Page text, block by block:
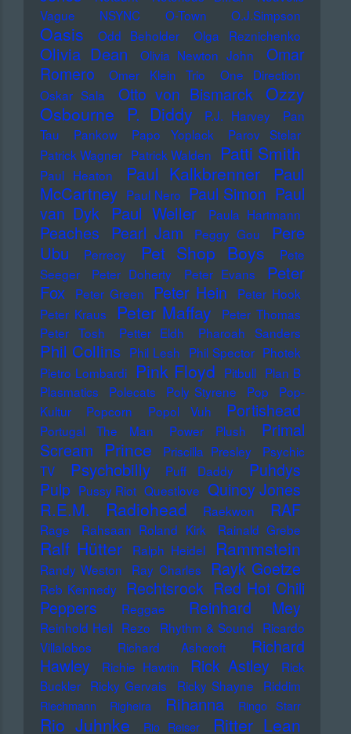
Vague
NSYNC O-Town O.J.Simpson
Oasis Odd Beholder Olga Reznichenko
Olivia Dean Olivia Newton John
Omar
Romero
Omer Klein Trio
One Direction
Oskar Sala
Otto von Bismarck Ozzy
Osbourne
P. Diddy P.J. Harvey
Pan
Tau
Pankow Papo Yoplack
Parov Stelar
Patrick Wagner Patrick Walden Patti Smith
Paul Heaton Paul Kalkbrenner
Paul
McCartney Paul Nero Paul Simon Paul
van Dyk Paul Weller Paula Hartmann
Peaches Pearl Jam Peggy Gou
Pere
Ubu
Perrecy Pet Shop Boys
Pete
Seeger
Peter Doherty Peter Evans
Peter
Fox
Peter Green Peter Hein
Peter Hook
Peter Kraus
Peter Maffay
Peter Thomas
Peter Tosh
Petter Eldh Pharoah Sanders
Phil Collins Phil Lesh Phil Spector Photek
Pietro Lombardi
Pink Floyd Pitbull Plan B
Plasmatics
Polecats Poly Styrene Pop
Pop-
Kultur
Popcorn Popol Vuh Portishead
Portugal The Man Power Plush
Primal
Scream
Prince Priscilla Presley
Psychic
TV
Psychobilly Puff Daddy
Puhdys
Pulp Pussy Riot Questlove Quincy Jones
R.E.M. Radiohead Raekwon RAF
Rage Rahsaan Roland Kirk Rainald Grebe
Ralf Hütter Ralph Heidel Rammstein
Randy Weston Ray Charles Rayk Goetze
Reb Kennedy Rechtsrock Red Hot Chili
Peppers
Reggae Reinhard Mey
Reinhold Heil Rezo Rhythm & Sound Ricardo
Villalobos
Richard Ashcroft
Richard
Hawley
Richie Hawtin Rick Astley
Rick
Buckler
Ricky Gervais Ricky Shayne Riddim
Riechmann Righeira Rihanna Ringo Starr
Rio Juhnke Rio Reiser Ritter Lean